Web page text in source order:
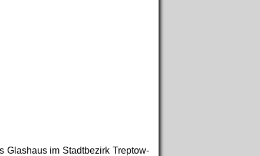
Glashaus im Stadtbezirk Treptow-